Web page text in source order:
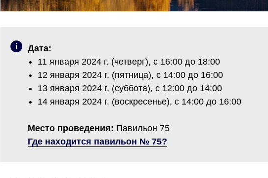
Дата:
11 января 2024 г. (четверг), с 16:00 до 18:00
12 января 2024 г. (пятница), с 14:00 до 16:00
13 января 2024 г. (суббота), с 12:00 до 14:00
14 января 2024 г. (воскресенье), с 14:00 до 16:00
Место проведения: Павильон 75
Где находится павильон № 75?